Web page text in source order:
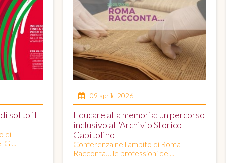
sotto il
di
G ...
09 aprile 2026
Educare alla memoria: un percorso
inclusivo all'Archivio Storico
Capitolino
Conferenza nell'ambito di Roma
Racconta… le professioni de ...